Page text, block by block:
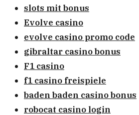
slots mit bonus
Evolve casino
evolve casino promo code
gibraltar casino bonus
F1 casino
f1 casino freispiele
baden baden casino bonus
robocat casino login